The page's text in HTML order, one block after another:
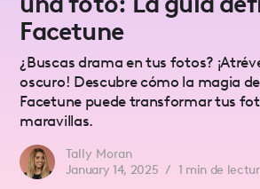
Facetune
¿Buscas drama en tus fotos?
oscuro! Descubre cómo la magia
Facetune puede transformar tus
maravillas.
Tally Moran
January 14, 2025 / 1 min de